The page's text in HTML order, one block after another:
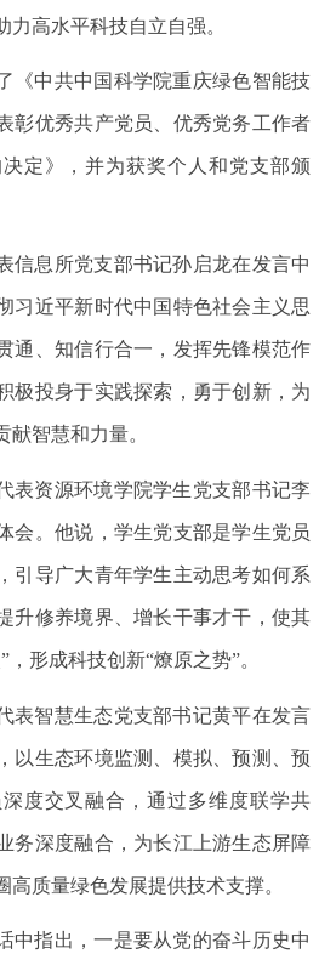
力高水平科技自立自强。
《中共中国科学院重庆绿色智能技
彰优秀共产党员、优秀党务工作者
定》，并为获奖个人和党支部颁
信息所党支部书记孙启龙在发言中
习近平新时代中国特色社会主义思
通、知信行合一，发挥先锋模范作
极投身于实践探索，勇于创新，为
献智慧和力量。
表资源环境学院学生党支部书记李
会。他说，学生党支部是学生党员
引导广大青年学生主动思考如何系
升修养境界、增长干事才干，使其
，形成科技创新“燎原之势”。
表智慧生态党支部书记黄平在发言
以生态环境监测、模拟、预测、预
度交叉融合，通过多维度联学共
务深度融合，为长江上游生态屏障
高质量绿色发展提供技术支撑。
中指出，一是要从党的奋斗历史中